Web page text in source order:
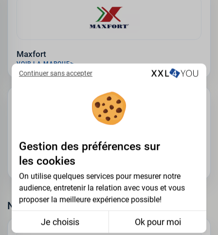
Maxfort
VOIR LA MARQUE
Meantime
VOIR LA MARQUE
N
Continuer sans accepter
Gestion des préférences sur
les cookies
On utilise quelques services pour mesurer notre
audience, entretenir la relation avec vous et vous
proposer la meilleure expérience possible!
Je choisis Ok pour moi